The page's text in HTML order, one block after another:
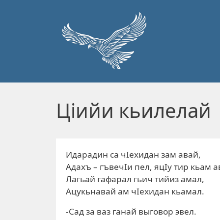
Ціийи кьилелай
Идарадин са чІехидан зам авай,
Адахъ – гъвечІи пел, яцІу тир кьам
Лагьай гафарал гьич тийиз амал,
Ацукьнавай ам чІехидан кьамал.
-Сад за ваз ганай выговор эвел.